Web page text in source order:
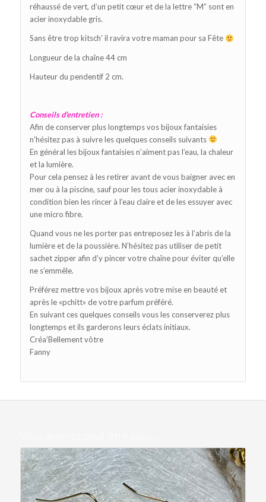
réhaussé de vert, d’un petit cœur et de la lettre “M” sont en
acier inoxydable gris.
Sans être trop kitsch’ il ravira votre maman pour sa Fête
Longueur de la chaîne 44 cm
Hauteur du pendentif 2 cm.
Conseils d’entretien :
Afin de conserver plus longtemps vos bijoux fantaisies
n’hésitez pas à suivre les quelques conseils suivants
En général les bijoux fantaisies n’aiment pas l’eau, la chaleur
et la lumière.
Pour cela pensez à les retirer avant de vous baigner avec en
mer ou à la piscine, sauf pour les tous acier inoxydable à
condition bien les rincer à l’eau claire et de les essuyer avec
une micro fibre.
Quand vous ne les porter pas entreposez les à l’abris de la
lumière et de la poussière. N’hésitez pas utiliser de petit
sachet zipper afin d’y pincer votre chaîne pour éviter qu’elle
ne s’emmêle.
Préférez mettre vos bijoux après votre mise en beauté et
après le «pchitt» de votre parfum préféré.
En suivant ces quelques conseils vous les conserverez plus
longtemps et ils garderons leurs éclats initiaux.
Créa’Bellement vôtre
Fanny